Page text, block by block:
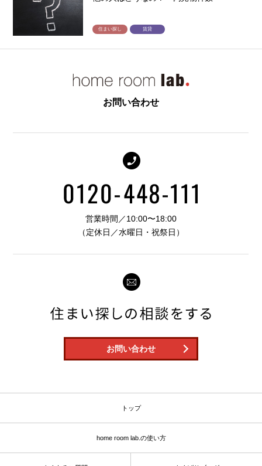
住まい探し 賃貸
お問い合わせ
営業時間／10:00〜18:00
（定休日／水曜日・祝祭日）
お問い合わせ
トップ
home room lab.の使い方